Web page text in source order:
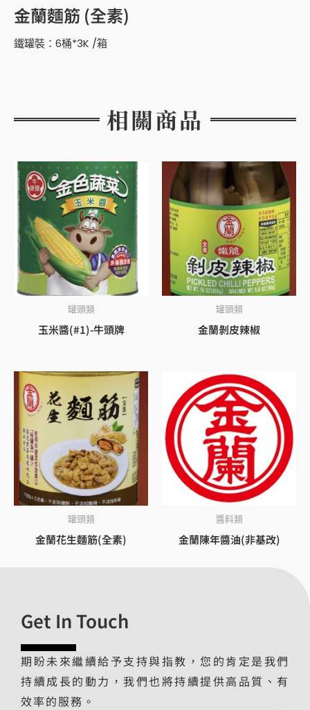
金蘭麵筋 (全素)
鐵罐裝：6桶*3K /箱
相關商品
罐頭類
玉米醬(#1)-牛頭牌
罐頭類
金蘭剝皮辣椒
罐頭類
金蘭花生麵筋(全素)
醬料類
金蘭陳年醬油(非基改)
Get In Touch
期盼未來繼續給予支持與指教，您的肯定是我們
持續成長的動力，我們也將持續提供高品質、有
效率的服務。